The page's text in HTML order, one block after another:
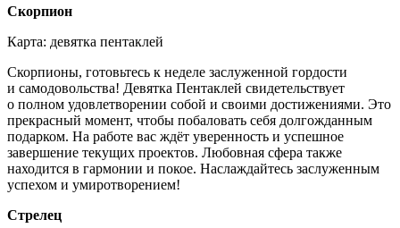
Скорпион
Карта: девятка пентаклей
Скорпионы, готовьтесь к неделе заслуженной гордости
и самодовольства! Девятка Пентаклей свидетельствует
о полном удовлетворении собой и своими достижениями. Это
прекрасный момент, чтобы побаловать себя долгожданным
подарком. На работе вас ждёт уверенность и успешное
завершение текущих проектов. Любовная сфера также
находится в гармонии и покое. Наслаждайтесь заслуженным
успехом и умиротворением!
Стрелец